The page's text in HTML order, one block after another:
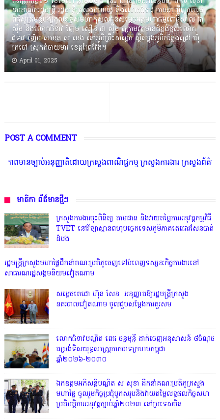
ឧបនាយករដ្ឋមន្ត្រី រដ្ឋមន្ត្រីក្រសួងមហាផ្ទៃ និងលោកជំទាវ បានអញ្ជើញចូលរួម
ពិធីសូត្រមន្តបង្សុកូលឧទ្ទិសមហាកុសលជូនសម្តេចអគ្គមហាធម្មពោធិសាល ជា
ស៊ីម និងលោកជំទាវ ញ៉ែម សឿន ជា ស៊ីម ក្រោមវត្តមានដ៏ខ្ពង់ខ្ពស់លោក
ជំទាវ ញ៉ែម សាខន ស ខេង នៅភូមិគ្រឹះសម្តេច ស្ថិតក្នុងភូមិកន្លែងជ្រៅ ឃុំ
ក្របៅ ស្រុកកំចាយមារ ខេត្តព្រៃវែង។
April 01, 2025
POST A COMMENT
នុញ្ញាតិដោយក្រសួងពាណិជ្ជកម្ម ក្រសួងការងារ ក្រសួងព័ត៌មាន * ក្រមសិលធម៌
មាតិកា ព័ត៌មានថ្មីៗ
ក្រសួងការងារចុះពិនិត្យ តាមដាន និងវាយតម្លៃការអនុវត្តកម្មវិធី
TVET នៅវិទ្យាស្ថានពហុបច្ចេកទេសភូមិភាគតេជោរសែនបាត់
ដំបង
រដ្ឋមន្ត្រីក្រសួងមហាផ្ទៃដឹកនាំគណៈប្រតិភូចេញទៅបំពេញទស្សនៈកិច្ចការងារនៅ
សាធារណរដ្ឋសង្គមនិយមវៀតណាម
សម្តេចតេជោ ហ៊ុន សែន អនុញ្ញាតឱ្យរដ្ឋមន្ត្រីក្រសួង
នគរបាលវៀតណាម ចូលជួបសម្តែងការគួរសម
លោកជំទាវបណ្ឌិត ពេជ ចន្ទមុន្នី ដាក់ចេញអនុសាសន៍ ៨ចំណុច
តម្រង់ទិសយុទ្ធសាស្ត្រកាកបាទក្រហមកម្ពុជា
ឆ្នាំ២០២៦-២០៣០
ឯកឧត្តមអភិសន្តិបណ្ឌិត ស សុខា ដឹកនាំគណៈប្រតិភូក្រសួង
មហាផ្ទៃ ចូលរួមកិច្ចប្រជុំបូកសរុបនិងវាយតម្លៃលទ្ធផលកិច្ចសហ
ប្រតិបត្តិការអនុវត្តច្បាប់ឆ្នាំ២០២៣ នៅប្រទេសចិន